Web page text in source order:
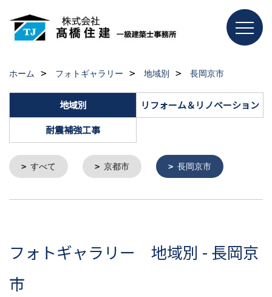
ホーム フォトギャラリー 地域別 長岡京市
地域別
リフォーム＆リノベーション
耐震補強工事
すべて 京都市 長岡京市
フォトギャラリー 地域別 - 長岡京
市